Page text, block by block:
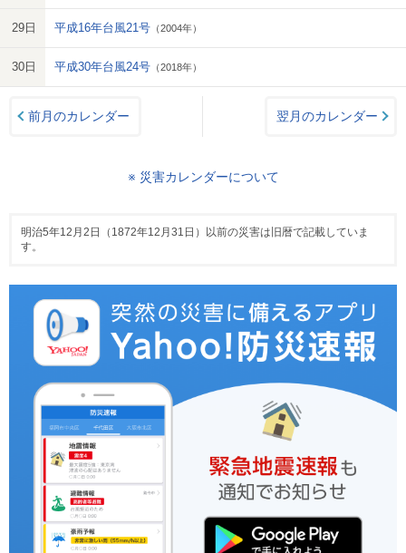
29日 平成16年台風21号 （2004年）
30日 平成30年台風24号 （2018年）
前月のカレンダー 翌月のカレンダー
※ 災害カレンダーについて
明治5年12月2日（1872年12月31日）以前の災害は旧暦で記載していま
す。